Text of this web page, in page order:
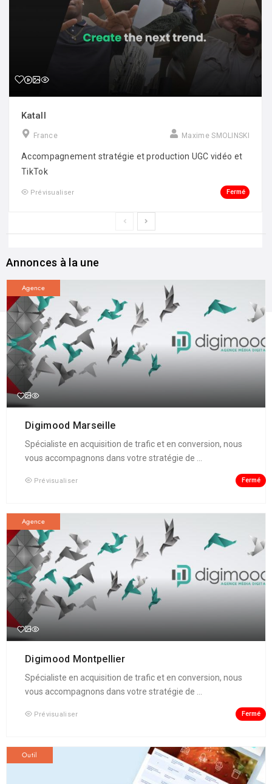
Katall
France Maxime SMOLINSKI
Accompagnement stratégie et production UGC vidéo et
TikTok
Prévisualiser Fermé
Annonces à la une
Agence
Digimood Marseille
Spécialiste en acquisition de trafic et en conversion, nous
vous accompagnons dans votre stratégie de ...
Prévisualiser Fermé
Agence
Digimood Montpellier
Spécialiste en acquisition de trafic et en conversion, nous
vous accompagnons dans votre stratégie de ...
Prévisualiser Fermé
Outil